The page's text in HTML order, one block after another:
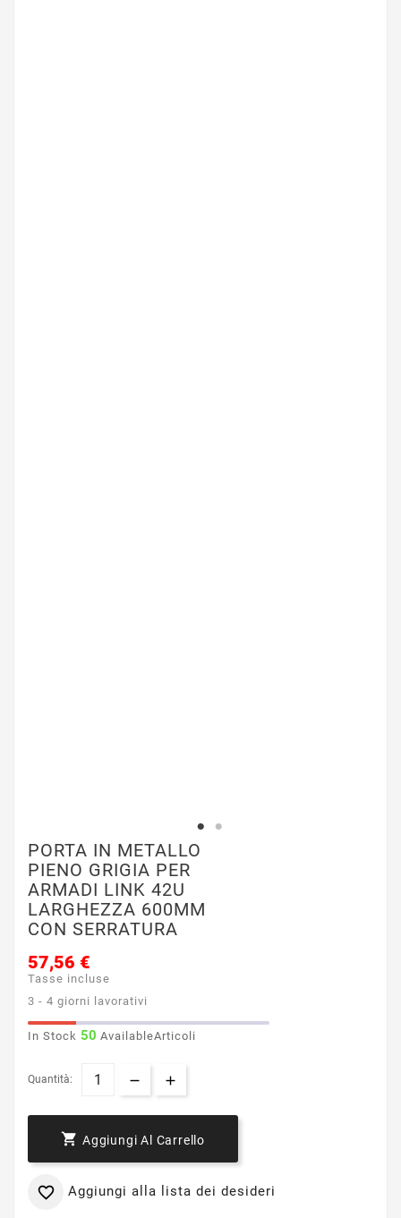
PORTA IN METALLO
PIENO GRIGIA PER
ARMADI LINK 42U
LARGHEZZA 600MM
CON SERRATURA
57,56 €
Tasse incluse
3 - 4 giorni lavorativi
In Stock 50 AvailableArticoli
Quantità:
 Aggiungi Al Carrello
 Aggiungi alla lista dei desideri